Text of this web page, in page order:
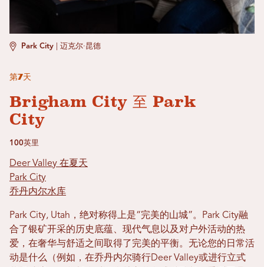
Park City 迈克尔·昆德
第7天
Brigham City 至 Park
City
100英里
Deer Valley 在夏天
Park City
乔丹内尔水库
Park City, Utah，绝对称得上是“完美的山城”。Park City融
合了银矿开采的历史底蕴、现代气息以及对户外活动的热
爱，在奢华与舒适之间取得了完美的平衡。无论您的日常活
动是什么（例如，在乔丹内尔骑行Deer Valley或进行立式